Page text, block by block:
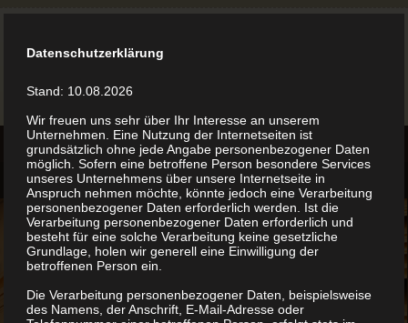
Datenschutzerklärung
Stand: 10.08.2026
Wir freuen uns sehr über Ihr Interesse an unserem
Unternehmen. Eine Nutzung der Internetseiten ist
grundsätzlich ohne jede Angabe personenbezogener Daten
möglich. Sofern eine betroffene Person besondere Services
unseres Unternehmens über unsere Internetseite in
Anspruch nehmen möchte, könnte jedoch eine Verarbeitung
personenbezogener Daten erforderlich werden. Ist die
Verarbeitung personenbezogener Daten erforderlich und
besteht für eine solche Verarbeitung keine gesetzliche
Grundlage, holen wir generell eine Einwilligung der
betroffenen Person ein.
Die Verarbeitung personenbezogener Daten, beispielsweise
des Namens, der Anschrift, E-Mail-Adresse oder